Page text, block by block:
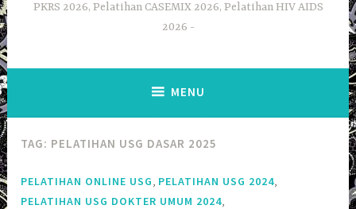
PKRS 2026, Pelatihan CASEMIX 2026, Pelatihan HIV AIDS
2026
MENU
TAG: PELATIHAN USG DASAR 2025
PELATIHAN ONLINE USG PELATIHAN USG 2024
PELATIHAN USG DOKTER UMUM 2024